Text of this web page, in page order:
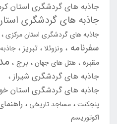
جاذبه های گردشگری استان
جاذبه های گردشگری
جاذبه های گردشگری استان مرکزی
سفرنامه
ونزوئلا تبریز
مقبره هتل های جهان برج
جاذبه های گردشگری شیراز
جاذبه های گردشگری استان
پنجکنت مساجد تاریخی
اکوتوریسم